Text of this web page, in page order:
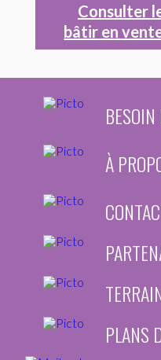
Consulter
bâtir en
À
PLANS